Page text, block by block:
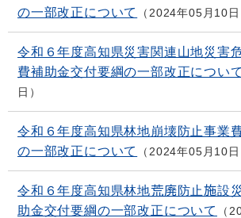
の一部改正について
2024年05月10日
令和６年度高知県災害関連山地災害
費補助金交付要綱の一部改正について
日
令和６年度高知県林地崩壊防止事業
の一部改正について
2024年05月10日
令和６年度高知県林地荒廃防止施設
助金交付要綱の一部改正について